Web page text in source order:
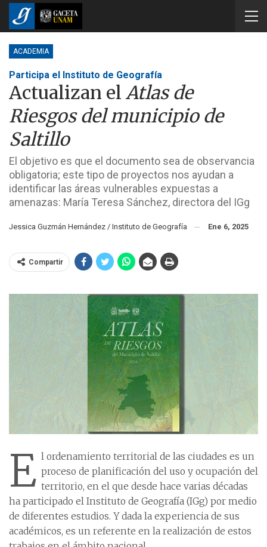
ACADEMIA
Participa el Instituto de Geografía
Actualizan el Atlas de
Riesgos del municipio de
Saltillo
El objetivo es que el documento sea de observancia
obligatoria; este tipo de proyectos nos ayudan a
identificar las áreas vulnerables expuestas a
amenazas: María Teresa Sánchez, directora del IGg
Jessica Guzmán Hernández / Instituto de Geografía Ene 6, 2025
Compartir
E l ordenamiento territorial de las ciudades es un
proceso de planificación del uso y ocupación del
territorio, en el que desde hace varias décadas
ha participado el Instituto de Geografía (IGg) por medio
de diferentes estudios. Y dada la experiencia de sus
académicos, es un referente en la realización de estos